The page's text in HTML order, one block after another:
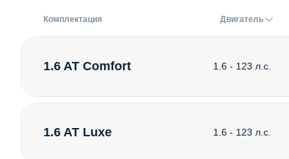
Комплектация Двигатель
1.6 AT Comfort 1.6 - 123 л.с.
1.6 AT Luxe 1.6 - 123 л.с.